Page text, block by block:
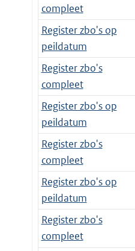
compleet
Register zbo's op
peildatum
Register zbo's
compleet
Register zbo's op
peildatum
Register zbo's
compleet
Register zbo's op
peildatum
Register zbo's
compleet